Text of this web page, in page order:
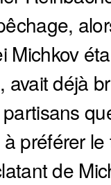
Michkov
avait déjà
préférer le
de